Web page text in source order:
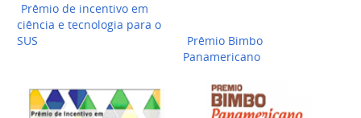
Prêmio de incentivo em
ciência e tecnologia para o
SUS
Prêmio Bimbo
Panamericano